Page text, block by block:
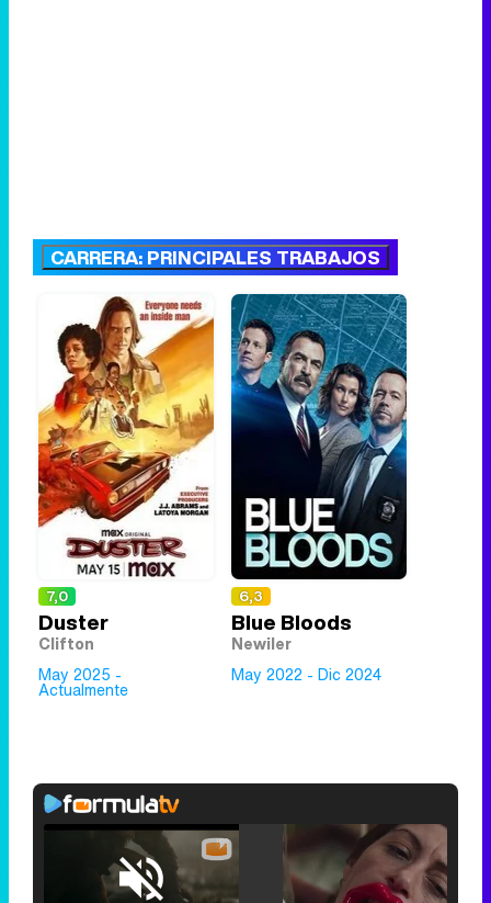
CARRERA: PRINCIPALES TRABAJOS
7,0
Duster
Clifton
May 2025 -
Actualmente
6,3
Blue Bloods
Newiler
May 2022 - Dic 2024
Loaded
25.30%